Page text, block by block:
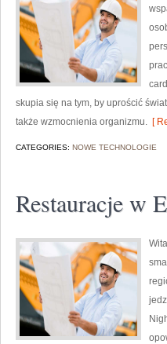
skupia się na tym, by uprościć
także wzmocnienia organizmu. [
CATEGORIES: NOWE TECHNOLOGIE
Restauracje w